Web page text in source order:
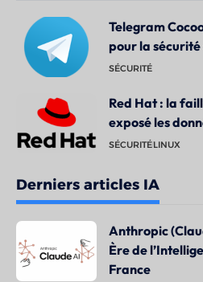
Telegram
pour la
SÉCURITÉ
Red Hat : la
exposé les
SÉCURITÉLINUX
Derniers articles IA
Anthropic
Ère de
France